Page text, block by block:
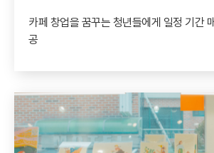
카페 창업을 꿈꾸는 청년들에게 일정 기간
공